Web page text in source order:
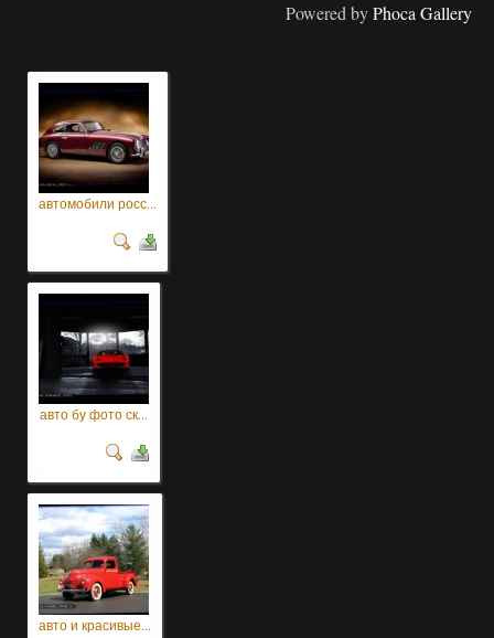
Powered byPhoca Gallery
автомобили росс...
авто бу фото ск...
авто и красивые...